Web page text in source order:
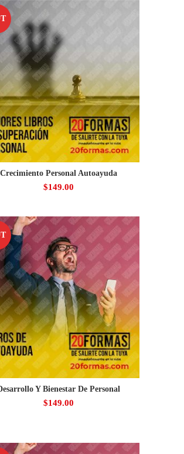
Crecimiento Personal Autoayuda
$149.00
Y Bienestar De Personal
$149.00